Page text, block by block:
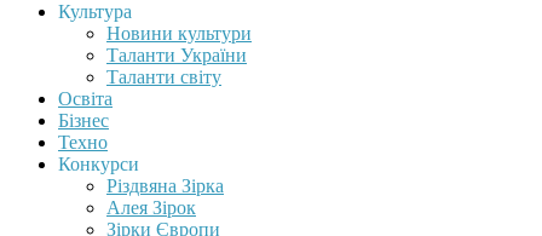
Культура
Новини культури
Таланти України
Таланти світу
Освіта
Бізнес
Техно
Конкурси
Різдвяна Зірка
Алея Зірок
Зірки Європи